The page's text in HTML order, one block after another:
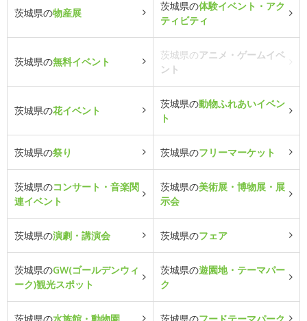
茨城県の物産展
茨城県の体験イベント・アク
ティビティ
茨城県の無料イベント
茨城県のアニメ・ゲームイベ
ント
茨城県の花イベント
茨城県の動物ふれあいイベン
ト
茨城県の祭り 茨城県のフリーマーケット
茨城県のコンサート・音楽関
連イベント
茨城県の美術展・博物展・展
示会
茨城県の演劇・講演会 茨城県のフェア
茨城県のGW(ゴールデンウィ
ーク)観光スポット
茨城県の遊園地・テーマパー
ク
茨城県の水族館・動物園 茨城県のフードテーマパーク